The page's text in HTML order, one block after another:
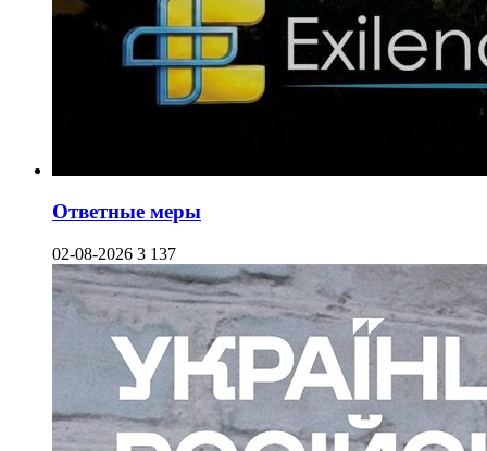
Ответные меры
02-08-2026 3 137